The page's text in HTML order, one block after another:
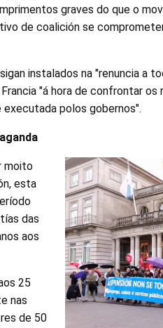
graves do que o
de coalición se
instalados na "renuncia a
"á hora de confrontar
polos gobernos".
moito
esta
das
aos
25
nas
de 50